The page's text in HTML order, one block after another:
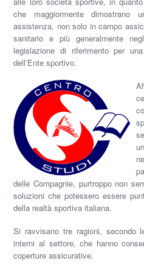
che maggiormente
assistenza, non solo in campo
sanitario e più generalmente
legislazione di riferimento per
dell’Ente sportivo.
delle Compagnie, purtroppo non
soluzioni che potessero essere
della realtà sportiva italiana.
Si ravvisano tre ragioni, secondo
interni al settore, che hanno
coperture assicurative.